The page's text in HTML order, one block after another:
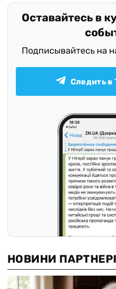
Оставайтесь в
Подписывайтесь на
Следить в